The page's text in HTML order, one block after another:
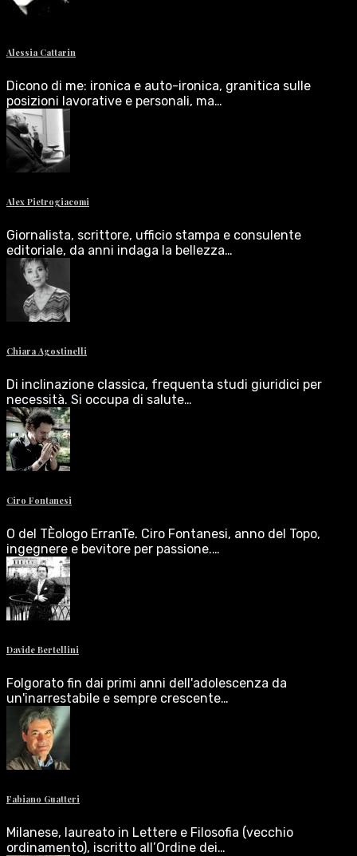
Alessia Cattarin
Dicono di me: ironica e auto-ironica, granitica sulle
posizioni lavorative e personali, ma…
Alex Pietrogiacomi
Giornalista, scrittore, ufficio stampa e consulente
editoriale, da anni indaga la bellezza…
Chiara Agostinelli
Di inclinazione classica, frequenta studi giuridici per
necessità. Si occupa di salute…
Ciro Fontanesi
O del TÈologo ErranTe. Ciro Fontanesi, anno del Topo,
ingegnere e bevitore per passione.…
Davide Bertellini
Folgorato fin dai primi anni dell'adolescenza da
un'inarrestabile e sempre crescente…
Fabiano Guatteri
Milanese, laureato in Lettere e Filosofia (vecchio
ordinamento), iscritto all’Ordine dei…